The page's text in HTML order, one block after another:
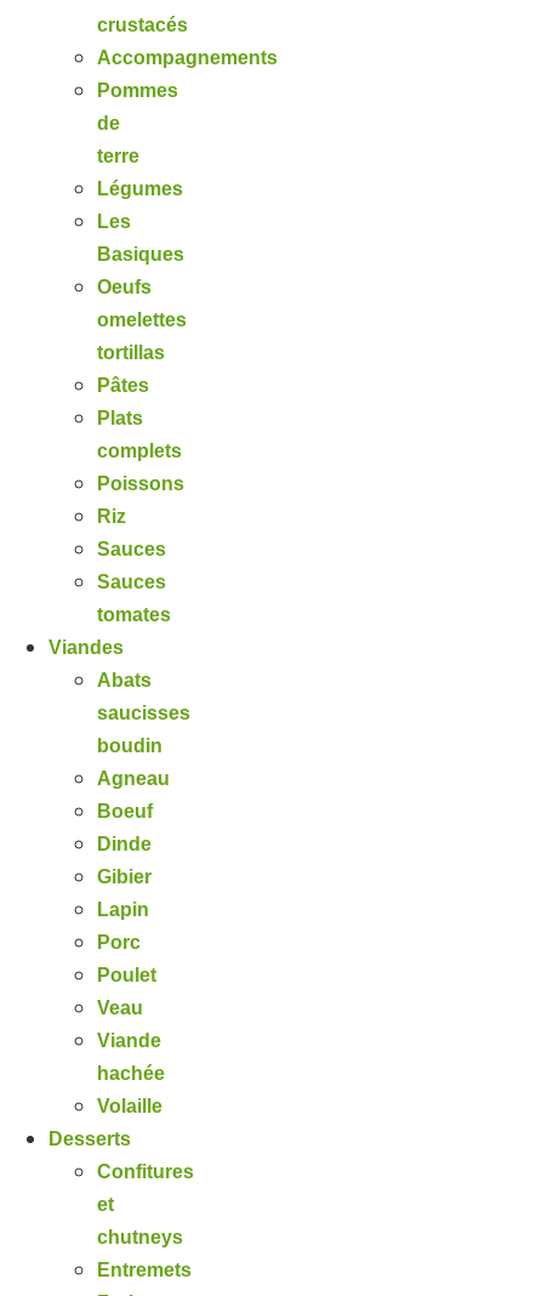
crustacés
Accompagnements
Pommes
de
terre
Légumes
Les
Basiques
Oeufs
omelettes
tortillas
Pâtes
Plats
complets
Poissons
Riz
Sauces
Sauces
tomates
Viandes
Abats
saucisses
boudin
Agneau
Boeuf
Dinde
Gibier
Lapin
Porc
Poulet
Veau
Viande
hachée
Volaille
Desserts
Confitures
et
chutneys
Entremets